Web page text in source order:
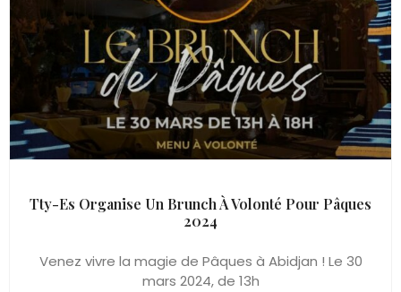
Tty-Es Organise Un Brunch À Volonté Pour Pâques
2024
Venez vivre la magie de Pâques à Abidjan ! Le 30
mars 2024, de 13h